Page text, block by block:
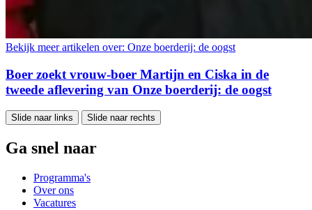
Bekijk meer artikelen over: Onze boerderij: de oogst
Boer zoekt vrouw-boer Martijn en Ciska in de
tweede aflevering van Onze boerderij: de oogst
Slide naar links Slide naar rechts
Ga snel naar
Programma's
Over ons
Vacatures